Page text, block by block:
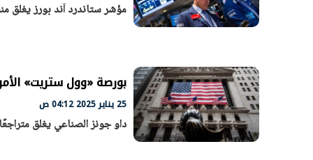
مؤشر ستاندرد آند بورز يغلق
بورصة «وول ستريت»
25 يناير 2025 04:12 ص
داو جونز الصناعي يغلق متراجعًا 0.3%